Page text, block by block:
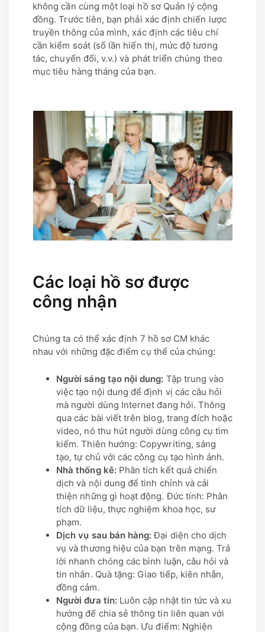
không cần cùng một loại hồ sơ Quản lý cộng
đồng. Trước tiên, bạn phải xác định chiến lược
truyền thông của mình, xác định các tiêu chí
cần kiểm soát (số lần hiển thị, mức độ tương
tác, chuyển đổi, v.v.) và phát triển chúng theo
mục tiêu hàng tháng của bạn.
Các loại hồ sơ được
công nhận
Chúng ta có thể xác định 7 hồ sơ CM khác
nhau với những đặc điểm cụ thể của chúng:
Người sáng tạo nội dung: Tập trung vào
việc tạo nội dung để định vị các câu hỏi
mà người dùng Internet đang hỏi. Thông
qua các bài viết trên blog, trang đích hoặc
video, nó thu hút người dùng công cụ tìm
kiếm. Thiên hướng: Copywriting, sáng
tạo, tự chủ với các công cụ tạo hình ảnh.
Nhà thống kê:Phân tích kết quả chiến
dịch và nội dung để tinh chỉnh và cải
thiện những gì hoạt động. Đức tính: Phân
tích dữ liệu, thực nghiệm khoa học, sư
phạm.
Dịch vụ sau bán hàng:Đại diện cho dịch
vụ và thương hiệu của bạn trên mạng. Trả
lời nhanh chóng các bình luận, câu hỏi và
tin nhắn. Quà tặng: Giao tiếp, kiên nhẫn,
đồng cảm.
Người đưa tin:Luôn cập nhật tin tức và xu
hướng để chia sẻ thông tin liên quan với
cộng đồng của bạn. Ưu điểm: Nghiện